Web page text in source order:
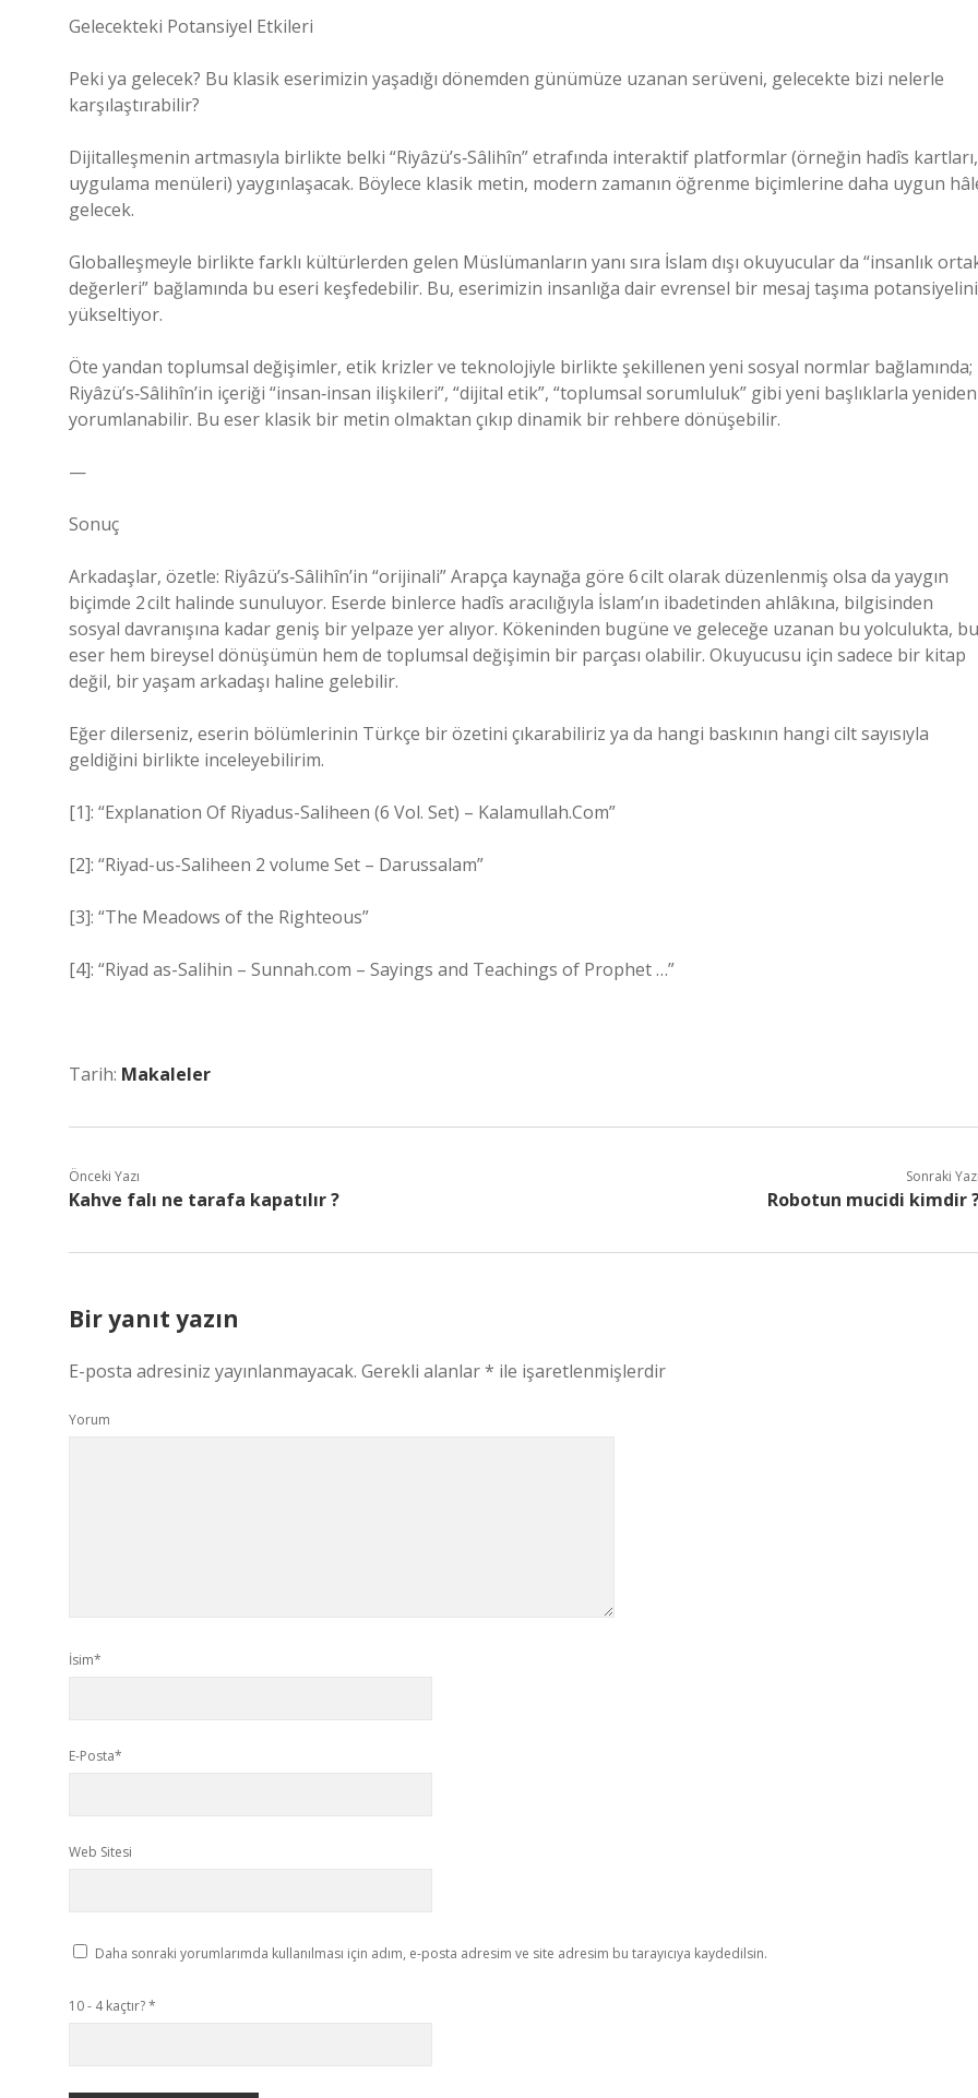
Gelecekteki Potansiyel Etkileri
Peki ya gelecek? Bu klasik eserimizin yaşadığı dönemden günümüze uzanan serüveni, gelecekte bizi nelerle
karşılaştırabilir?
Dijitalleşmenin artmasıyla birlikte belki “Riyâzü’s‑Sâlihîn” etrafında interaktif platformlar (örneğin hadîs kartları,
uygulama menüleri) yaygınlaşacak. Böylece klasik metin, modern zamanın öğrenme biçimlerine daha uygun
gelecek.
Globalleşmeyle birlikte farklı kültürlerden gelen Müslümanların yanı sıra İslam dışı okuyucular da “insanlık
değerleri” bağlamında bu eseri keşfedebilir. Bu, eserimizin insanlığa dair evrensel bir mesaj taşıma potansiyelini
yükseltiyor.
Öte yandan toplumsal değişimler, etik krizler ve teknolojiyle birlikte şekillenen yeni sosyal normlar bağlamında;
Riyâzü’s‑Sâlihîn’in içeriği “insan‑insan ilişkileri”, “dijital etik”, “toplumsal sorumluluk” gibi yeni başlıklarla yeniden
yorumlanabilir. Bu eser klasik bir metin olmaktan çıkıp dinamik bir rehbere dönüşebilir.
—
Sonuç
Arkadaşlar, özetle: Riyâzü’s‑Sâlihîn’in “orijinali” Arapça kaynağa göre 6 cilt olarak düzenlenmiş olsa da yaygın
biçimde 2 cilt halinde sunuluyor. Eserde binlerce hadîs aracılığıyla İslam’ın ibadetinden ahlâkına, bilgisinden
sosyal davranışına kadar geniş bir yelpaze yer alıyor. Kökeninden bugüne ve geleceğe uzanan bu yolculukta, bu
eser hem bireysel dönüşümün hem de toplumsal değişimin bir parçası olabilir. Okuyucusu için sadece bir kitap
değil, bir yaşam arkadaşı haline gelebilir.
Eğer dilerseniz, eserin bölümlerinin Türkçe bir özetini çıkarabiliriz ya da hangi baskının hangi cilt sayısıyla
geldiğini birlikte inceleyebilirim.
[1]: “Explanation Of Riyadus-Saliheen (6 Vol. Set) – Kalamullah.Com”
[2]: “Riyad-us-Saliheen 2 volume Set – Darussalam”
[3]: “The Meadows of the Righteous”
[4]: “Riyad as-Salihin – Sunnah.com – Sayings and Teachings of Prophet …”
Tarih: Makaleler
Önceki Yazı
Kahve falı ne tarafa kapatılır ?
Sonraki Yazı
Robotun mucidi kimdir
Bir yanıt yazın
E-posta adresiniz yayınlanmayacak. Gerekli alanlar* ile işaretlenmişlerdir
Yorum
İsim*
E-Posta*
Web Sitesi
Daha sonraki yorumlarımda kullanılması için adım, e-posta adresim ve site adresim bu tarayıcıya kaydedilsin.
10 - 4 kaçtır?*